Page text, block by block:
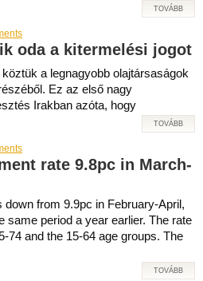
TOVÁBB
oda a kitermelési jogot
a legnagyobb olajtársaságok
Ez az első nagy
Irakban azóta, hogy
TOVÁBB
rate 9.8pc in March-
from 9.9pc in February-April,
same period a year earlier. The rate
74 and the 15-64 age groups. The
TOVÁBB